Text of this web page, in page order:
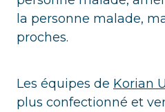
la personne malade,
proches.
Les équipes de Korian
plus confectionné et